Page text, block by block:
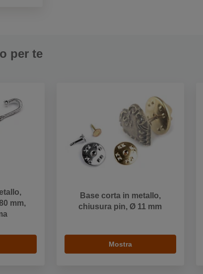
per te
mm,
Base corta in metallo,
chiusura pin, Ø 11 mm
Mostra